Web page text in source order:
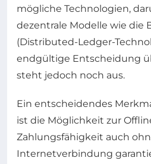
mögliche Technologien,
dezentrale Modelle wie die
(Distributed-Ledger-
endgültige Entscheidung
steht jedoch noch aus.
Ein entscheidendes
ist die Möglichkeit zur
Zahlungsfähigkeit auch
Internetverbindung